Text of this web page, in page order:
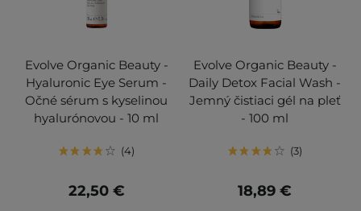
Evolve Organic Beauty -
Hyaluronic Eye Serum -
Očné sérum s kyselinou
hyalurónovou - 10 ml
4
22,50 €
Evolve Organic Beauty -
Daily Detox Facial Wash -
Jemný čistiaci gél na pleť
- 100 ml
3
18,89 €